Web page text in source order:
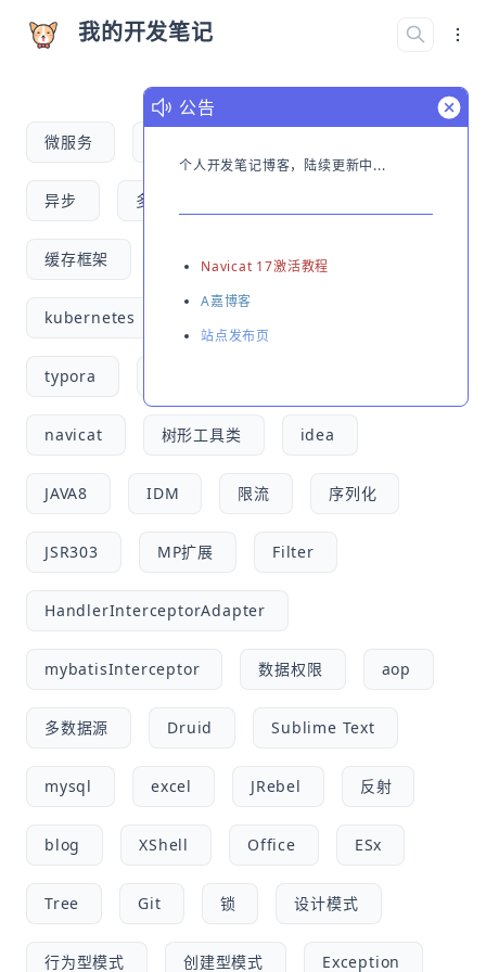
我的开发笔记
微服务
异步 多线程
缓存框架 中间件 ShardingSphere
kubernetes
typora
navicat 树形工具类 idea
JAVA8 IDM 限流 序列化
JSR303 MP扩展 Filter
HandlerInterceptorAdapter
mybatisInterceptor 数据权限 aop
多数据源 Druid Sublime Text
mysql excel JRebel 反射
blog XShell Office ESx
Tree Git 锁 设计模式
行为型模式 创建型模式 Exception
公告
个人开发笔记博客，陆续更新中...
Navicat 17激活教程
A嘉博客
站点发布页